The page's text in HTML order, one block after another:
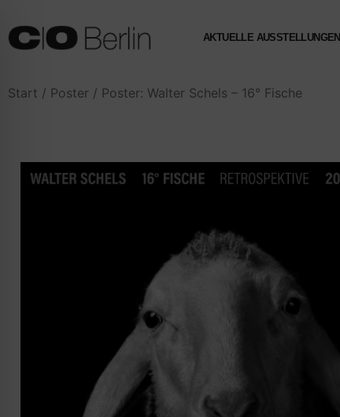
AKTUELLE AUSSTELLUNGEN
Start / Poster / Poster: Walter Schels – 16° Fische